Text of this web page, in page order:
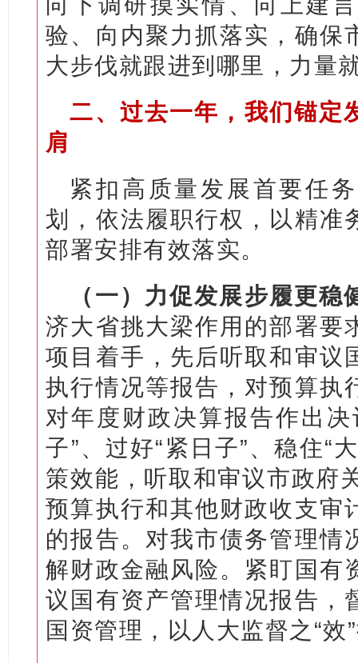
验、向内聚力抓落实，确保
大步伐就跟进到哪里，力量
二、过去一年，我们锚定
肩
紧扣高质量发展首要任
划，依法履职行权，以精准
部署安排有效落实。
（一）力促发展步履更稳
济大省挑大梁作用的部署要
项目着手，先后听取和审议
执行情况等报告，对预算执
对年度财政决算报告作出
子”、过好“紧日子”、稳住“
策效能，听取和审议市政府
预算执行和其他财政收支审
的报告。对我市债务管理情
解财政金融风险。紧盯国有
议国有资产管理情况报告，
国资管理，以人大监督之“效